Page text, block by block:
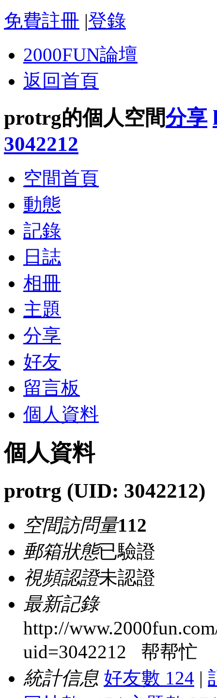
免費註冊 |登錄
2000FUN論壇
返回首頁
protrg的個人空間分享
3042212
空間首頁
動態
記錄
日誌
相冊
主題
分享
好友
留言板
個人資料
個人資料
protrg (UID: 3042212)
空間訪問量112
郵箱狀態已驗證
視頻認證未認證
最新記錄
http://
uid=3042212 帮帮忙
統計信息 好友數 124 |